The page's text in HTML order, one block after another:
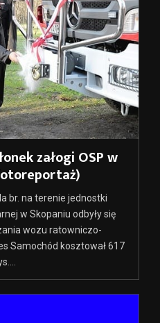
załogi OSP w
br. na terenie jednostki
w Skopaniu odbyły się
wozu ratowniczo-
Samochód kosztował 617